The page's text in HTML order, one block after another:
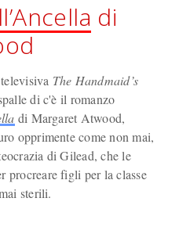
di
The Handmaid’s
di c'è il romanzo
di Margaret Atwood,
opprimente come non mai,
di Gilead, che le
procreare figli per la classe
sterili.